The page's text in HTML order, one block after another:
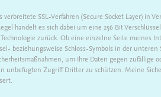
SSL-Verfahren (Secure Socket Layer) in
handelt es sich dabei um eine 256 Bit
zurück. Ob eine einzelne Seite meines
beziehungsweise Schloss-Symbols in der
um Ihre Daten gegen zufällige
unbefugten Zugriff Dritter zu schützen. Meine